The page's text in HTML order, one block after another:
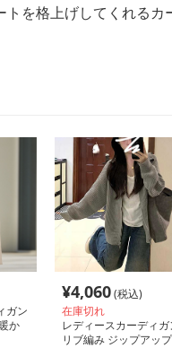
を格上げしてくれるカ
ガン
か
¥4,060(税込)
在庫切れ
レディースカーディガ
リブ編み ジップアップ